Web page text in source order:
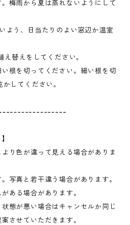
梅雨から夏は蒸れないようにして
よう、日当たりのよい窓辺か温室
替えをしてください。
根を切ってください。細い根を切
してください。
り色が違って見える場合がありま
写真と若干違う場合があります。
ある場合があります。
態が悪い場合はキャンセルか同じ
させていただきます。